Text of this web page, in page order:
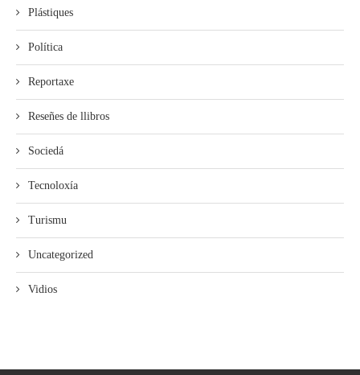
Plástiques
Política
Reportaxe
Reseñes de llibros
Sociedá
Tecnoloxía
Turismu
Uncategorized
Vidios